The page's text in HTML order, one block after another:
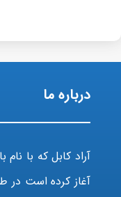
درباره ما
آراد کابل که با نام